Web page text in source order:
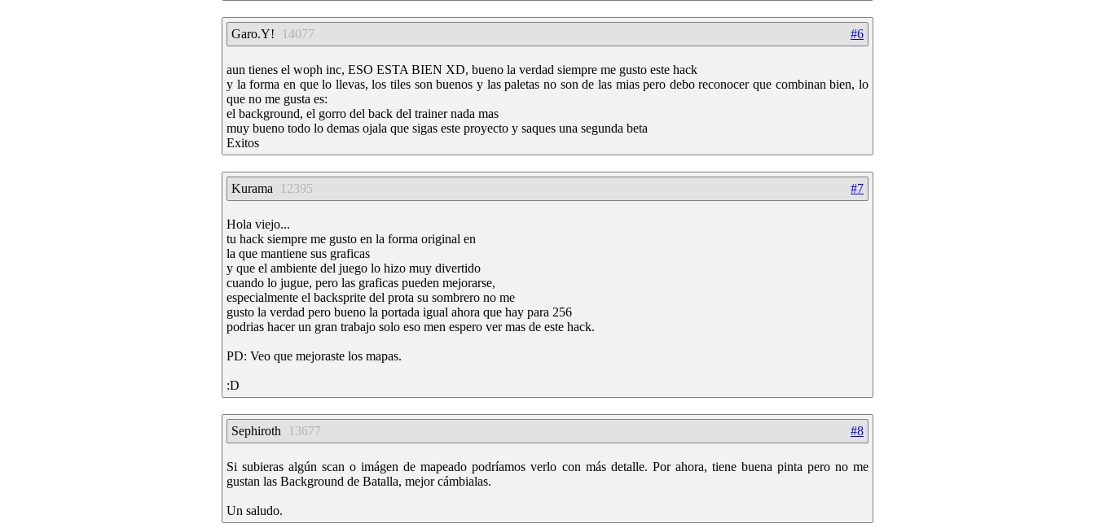
#6
Garo.Y! 14077
aun tienes el woph inc, ESO ESTA BIEN XD, bueno la verdad siempre me gusto este hack
y la forma en que lo llevas, los tiles son buenos y las paletas no son de las mias pero debo reconocer que combinan bien, lo
que no me gusta es:
el background, el gorro del back del trainer nada mas
muy bueno todo lo demas ojala que sigas este proyecto y saques una segunda beta
Exitos
#7
Kurama 12395
Hola viejo...
tu hack siempre me gusto en la forma original en
la que mantiene sus graficas
y que el ambiente del juego lo hizo muy divertido
cuando lo jugue, pero las graficas pueden mejorarse,
especialmente el backsprite del prota su sombrero no me
gusto la verdad pero bueno la portada igual ahora que hay para 256
podrias hacer un gran trabajo solo eso men espero ver mas de este hack.
PD: Veo que mejoraste los mapas.
:D
#8
Sephiroth 13677
Si subieras algún scan o imágen de mapeado podríamos verlo con más detalle. Por ahora, tiene buena pinta pero no me
gustan las Background de Batalla, mejor cámbialas.
Un saludo.